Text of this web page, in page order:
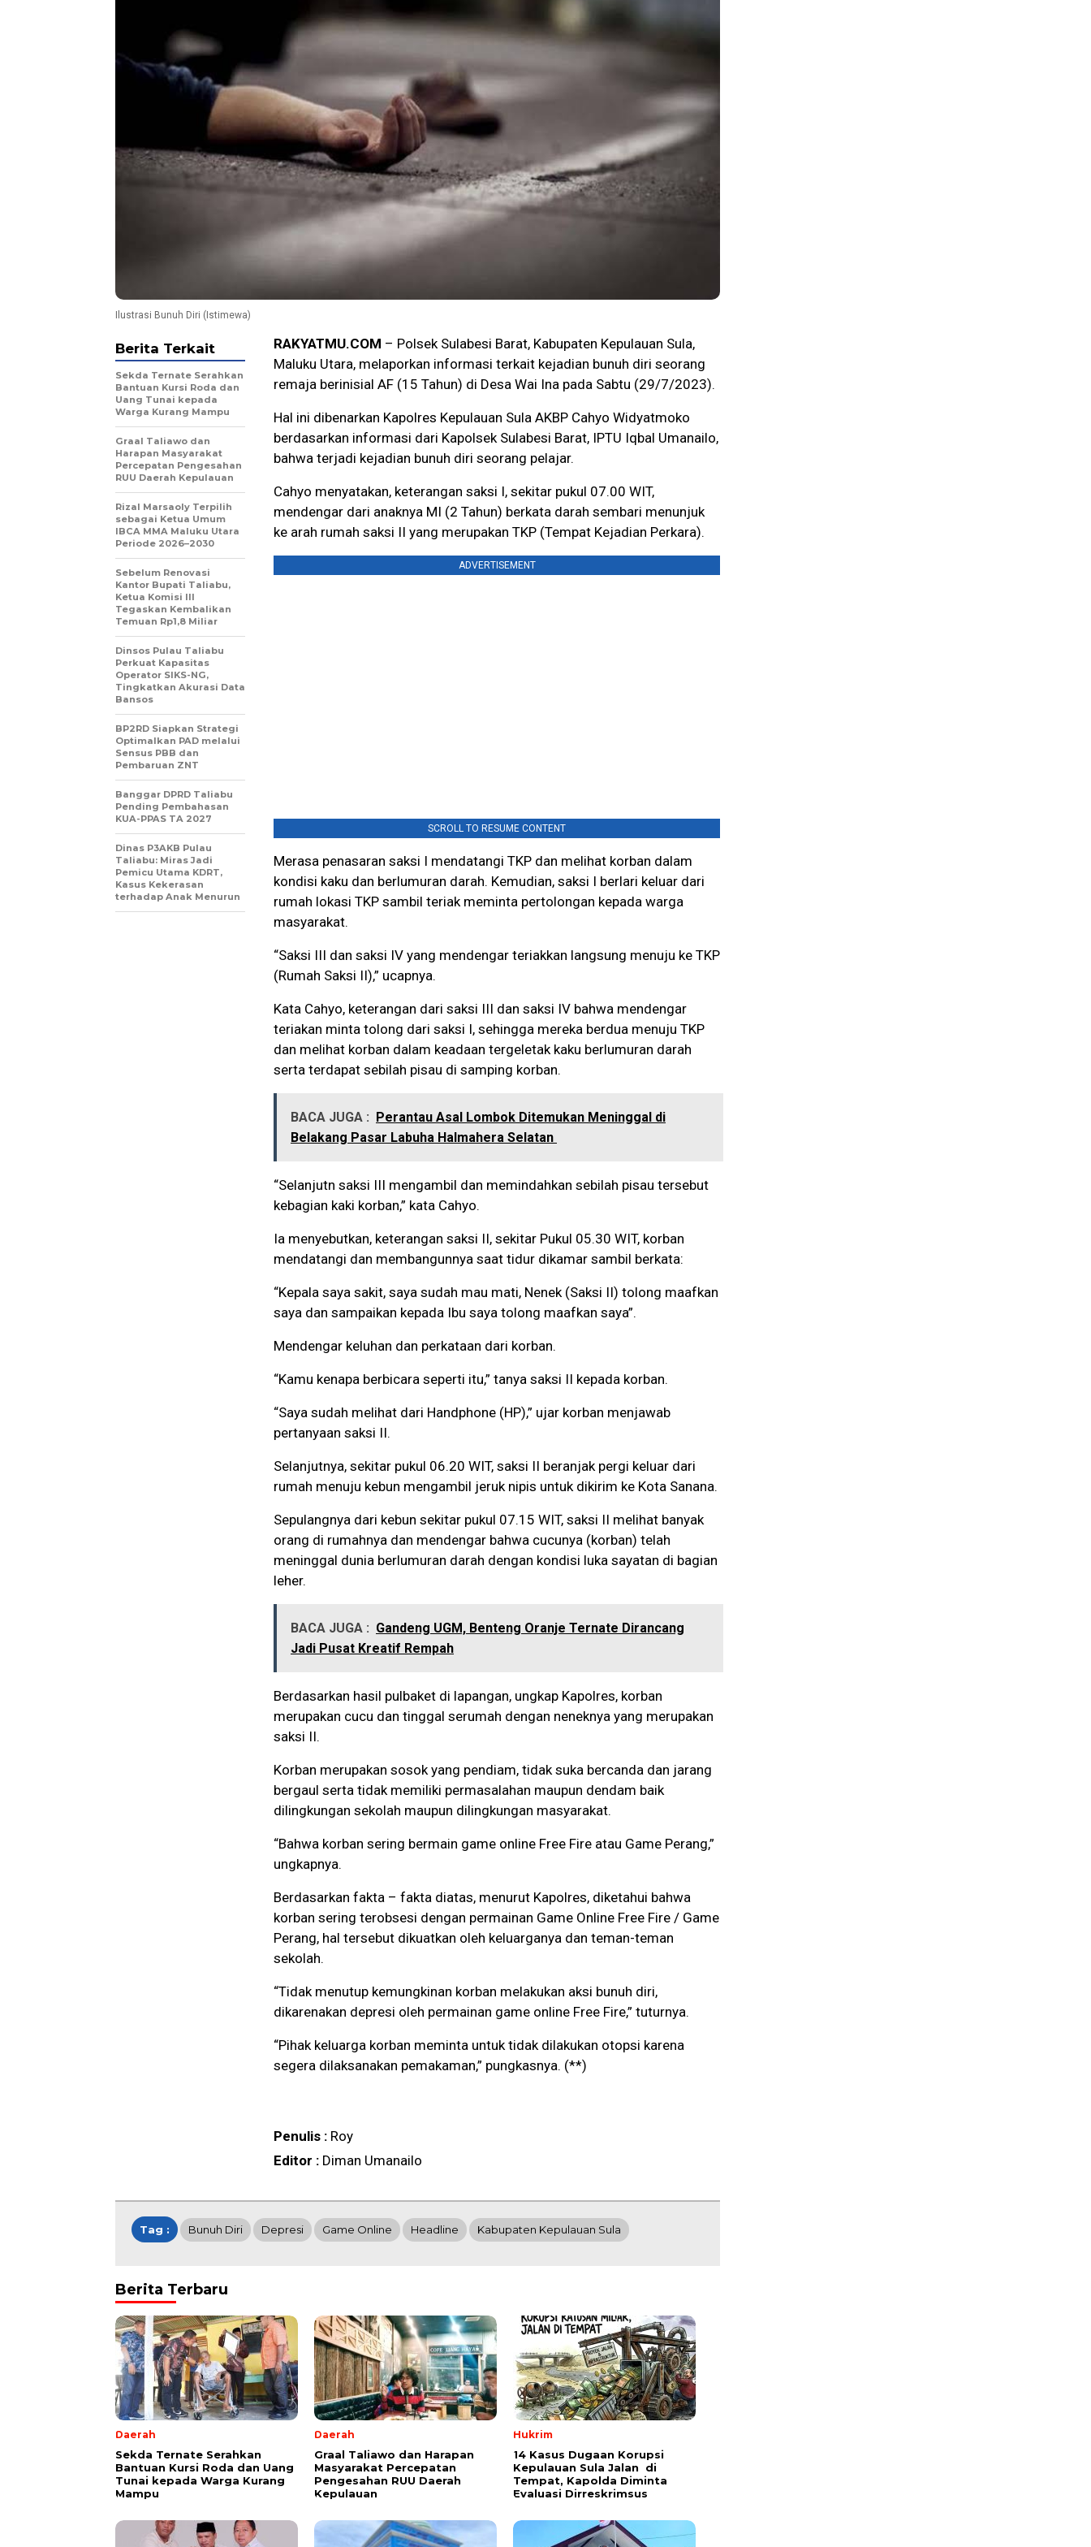
Ilustrasi Bunuh Diri (Istimewa)
RAKYATMU.COM – Polsek Sulabesi Barat, Kabupaten Kepulauan Sula,
Maluku Utara, melaporkan informasi terkait kejadian bunuh diri seorang
remaja berinisial AF (15 Tahun) di Desa Wai Ina pada Sabtu (29/7/2023).
Hal ini dibenarkan Kapolres Kepulauan Sula AKBP Cahyo Widyatmoko
berdasarkan informasi dari Kapolsek Sulabesi Barat, IPTU Iqbal Umanailo,
bahwa terjadi kejadian bunuh diri seorang pelajar.
Cahyo menyatakan, keterangan saksi I, sekitar pukul 07.00 WIT,
mendengar dari anaknya MI (2 Tahun) berkata darah sembari menunjuk
ke arah rumah saksi II yang merupakan TKP (Tempat Kejadian Perkara).
ADVERTISEMENT
SCROLL TO RESUME CONTENT
Merasa penasaran saksi I mendatangi TKP dan melihat korban dalam
kondisi kaku dan berlumuran darah. Kemudian, saksi I berlari keluar dari
rumah lokasi TKP sambil teriak meminta pertolongan kepada warga
masyarakat.
“Saksi III dan saksi IV yang mendengar teriakkan langsung menuju ke TKP
(Rumah Saksi II),” ucapnya.
Kata Cahyo, keterangan dari saksi III dan saksi IV bahwa mendengar
teriakan minta tolong dari saksi I, sehingga mereka berdua menuju TKP
dan melihat korban dalam keadaan tergeletak kaku berlumuran darah
serta terdapat sebilah pisau di samping korban.
BACA JUGA : Perantau Asal Lombok Ditemukan Meninggal di
Belakang Pasar Labuha Halmahera Selatan
“Selanjutn saksi III mengambil dan memindahkan sebilah pisau tersebut
kebagian kaki korban,” kata Cahyo.
Ia menyebutkan, keterangan saksi II, sekitar Pukul 05.30 WIT, korban
mendatangi dan membangunnya saat tidur dikamar sambil berkata:
“Kepala saya sakit, saya sudah mau mati, Nenek (Saksi II) tolong maafkan
saya dan sampaikan kepada Ibu saya tolong maafkan saya”.
Mendengar keluhan dan perkataan dari korban.
“Kamu kenapa berbicara seperti itu,” tanya saksi II kepada korban.
“Saya sudah melihat dari Handphone (HP),” ujar korban menjawab
pertanyaan saksi II.
Selanjutnya, sekitar pukul 06.20 WIT, saksi II beranjak pergi keluar dari
rumah menuju kebun mengambil jeruk nipis untuk dikirim ke Kota Sanana.
Sepulangnya dari kebun sekitar pukul 07.15 WIT, saksi II melihat banyak
orang di rumahnya dan mendengar bahwa cucunya (korban) telah
meninggal dunia berlumuran darah dengan kondisi luka sayatan di bagian
leher.
BACA JUGA : Gandeng UGM, Benteng Oranje Ternate Dirancang
Jadi Pusat Kreatif Rempah
Berdasarkan hasil pulbaket di lapangan, ungkap Kapolres, korban
merupakan cucu dan tinggal serumah dengan neneknya yang merupakan
saksi II.
Korban merupakan sosok yang pendiam, tidak suka bercanda dan jarang
bergaul serta tidak memiliki permasalahan maupun dendam baik
dilingkungan sekolah maupun dilingkungan masyarakat.
“Bahwa korban sering bermain game online Free Fire atau Game Perang,”
ungkapnya.
Berdasarkan fakta – fakta diatas, menurut Kapolres, diketahui bahwa
korban sering terobsesi dengan permainan Game Online Free Fire / Game
Perang, hal tersebut dikuatkan oleh keluarganya dan teman-teman
sekolah.
“Tidak menutup kemungkinan korban melakukan aksi bunuh diri,
dikarenakan depresi oleh permainan game online Free Fire,” tuturnya.
“Pihak keluarga korban meminta untuk tidak dilakukan otopsi karena
segera dilaksanakan pemakaman,” pungkasnya. (**)
Penulis : Roy
Editor : Diman Umanailo
Berita Terkait
Sekda Ternate Serahkan
Bantuan Kursi Roda dan
Uang Tunai kepada
Warga Kurang Mampu
Graal Taliawo dan
Harapan Masyarakat
Percepatan Pengesahan
RUU Daerah Kepulauan
Rizal Marsaoly Terpilih
sebagai Ketua Umum
IBCA MMA Maluku Utara
Periode 2026–2030
Sebelum Renovasi
Kantor Bupati Taliabu,
Ketua Komisi III
Tegaskan Kembalikan
Temuan Rp1,8 Miliar
Dinsos Pulau Taliabu
Perkuat Kapasitas
Operator SIKS-NG,
Tingkatkan Akurasi Data
Bansos
BP2RD Siapkan Strategi
Optimalkan PAD melalui
Sensus PBB dan
Pembaruan ZNT
Banggar DPRD Taliabu
Pending Pembahasan
KUA-PPAS TA 2027
Dinas P3AKB Pulau
Taliabu: Miras Jadi
Pemicu Utama KDRT,
Kasus Kekerasan
terhadap Anak Menurun
Tag : Bunuh Diri Depresi Game Online Headline Kabupaten Kepulauan Sula
Berita Terbaru
Daerah
Sekda Ternate Serahkan
Bantuan Kursi Roda dan Uang
Tunai kepada Warga Kurang
Mampu
Daerah
Graal Taliawo dan Harapan
Masyarakat Percepatan
Pengesahan RUU Daerah
Kepulauan
Hukrim
14 Kasus Dugaan Korupsi
Kepulauan Sula Jalan di
Tempat, Kapolda Diminta
Evaluasi Dirreskrimsus